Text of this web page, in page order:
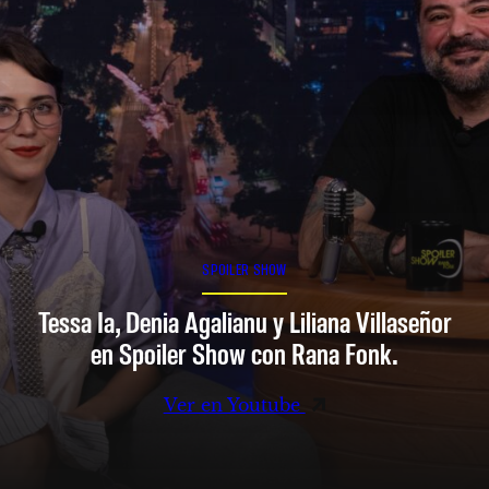
SPOILER SHOW
Tessa Ia, Denia Agalianu y Liliana Villaseñor
en Spoiler Show con Rana Fonk.
Ver en Youtube